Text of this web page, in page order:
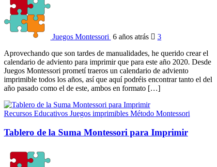
Juegos Montessori 6 años atrás
3
Aprovechando que son tardes de manualidades, he querido crear el
calendario de adviento para imprimir que para este año 2020. Desde
Juegos Montessori prometí traeros un calendario de adviento
imprimible todos los años, así que aquí podréis encontrar tanto el del
año pasado como el de este, ambos en formato […]
Recursos Educativos Juegos imprimibles Método Montessori
Tablero de la Suma Montessori para Imprimir